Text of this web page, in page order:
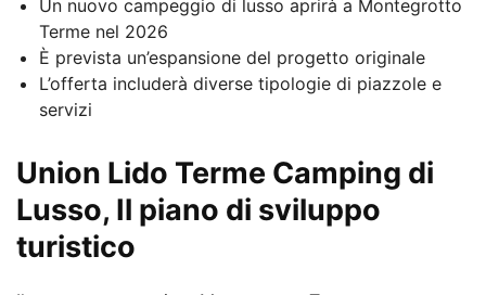
Un nuovo campeggio di lusso aprirà a Montegrotto
Terme nel 2026
È prevista un’espansione del progetto originale
L’offerta includerà diverse tipologie di piazzole e
servizi
Union Lido Terme Camping di
Lusso, Il piano di sviluppo
turistico